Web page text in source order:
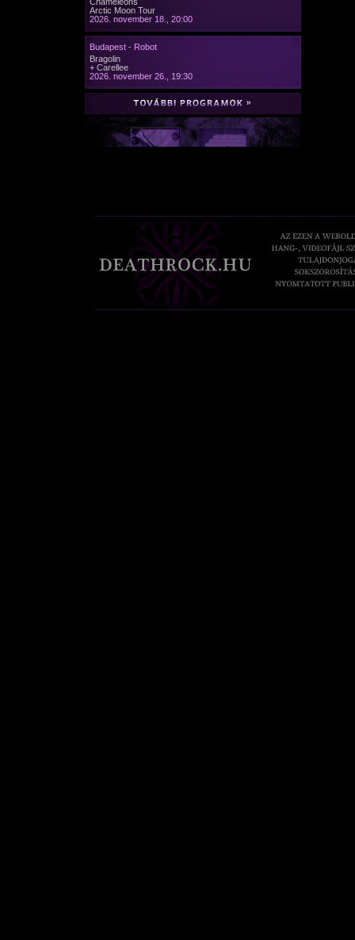
Arctic Moon Tour
2026. november 18., 20:00
Budapest - Robot
Bragolin
+ Carellee
2026. november 26., 19:30